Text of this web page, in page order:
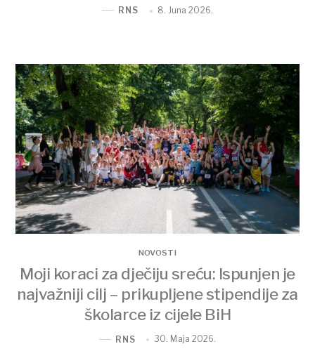
RNS 8. Juna 2026.
NOVOSTI
Moji koraci za dječiju sreću: Ispunjen je
najvažniji cilj – prikupljene stipendije za
školarce iz cijele BiH
RNS 30. Maja 2026.